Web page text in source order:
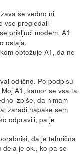
še vedno ni
vse pregledali
priključi modem, A1
ostaja.
obtožuje A1, da ne
odlično. Po podpisu
A1, kamor se vsa ta
izpiše, da nimam
zaradi napake sem
odpravili, pa je
da je tehnična
je ok., ko pa se